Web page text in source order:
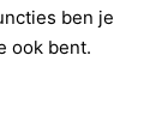
ben je
ook bent.